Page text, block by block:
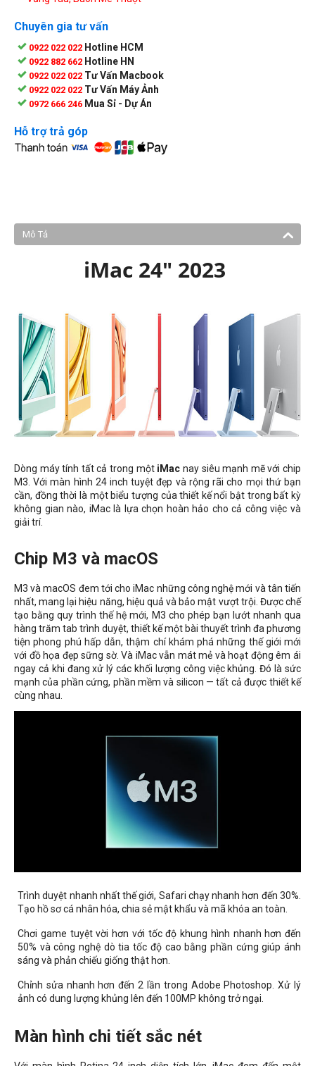
Chuyên gia tư vấn
0922 022 022 Hotline HCM
0922 882 662 Hotline HN
0922 022 022 Tư Vấn Macbook
0922 022 022 Tư Vấn Máy Ảnh
0972 666 246 Mua Sỉ - Dự Án
Hỗ trợ trả góp
Mô Tả
iMac 24" 2023
Dòng máy tính tất cả trong một iMac nay siêu mạnh mẽ với chip
M3. Với màn hình 24 inch tuyệt đẹp và rộng rãi cho mọi thứ bạn
cần, đồng thời là một biểu tượng của thiết kế nổi bật trong bất kỳ
không gian nào, iMac là lựa chọn hoàn hảo cho cả công việc và
giải trí.
Chip M3 và macOS
M3 và macOS đem tới cho iMac những công nghệ mới và tân tiến
nhất, mang lại hiệu năng, hiệu quả và bảo mật vượt trội. Được chế
tạo bằng quy trình thế hệ mới, M3 cho phép bạn lướt nhanh qua
hàng trăm tab trình duyệt, thiết kế một bài thuyết trình đa phương
tiện phong phú hấp dẫn, thậm chí khám phá những thế giới mới
với đồ họa đẹp sững sờ. Và iMac vẫn mát mẻ và hoạt động êm ái
ngay cả khi đang xử lý các khối lượng công việc khủng. Đó là sức
mạnh của phần cứng, phần mềm và silicon — tất cả được thiết kế
cùng nhau.
Trình duyệt nhanh nhất thế giới, Safari chạy nhanh hơn đến 30%.
Tạo hồ sơ cá nhân hóa, chia sẻ mật khẩu và mã khóa an toàn.
Chơi game tuyệt vời hơn với tốc độ khung hình nhanh hơn đến
50% và công nghệ dò tia tốc độ cao bằng phần cứng giúp ánh
sáng và phản chiếu giống thật hơn.
Chỉnh sửa nhanh hơn đến 2 lần trong Adobe Photoshop. Xử lý
ảnh có dung lượng khủng lên đến 100MP không trở ngại.
Màn hình chi tiết sắc nét